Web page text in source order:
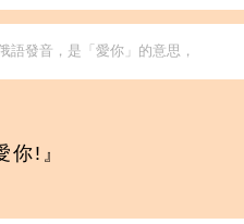
語發音，是「愛你」的意思，
你!』